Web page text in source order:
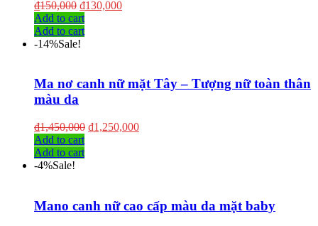
₫150,000 ₫130,000
Add to cart
Add to cart
-14%Sale!
Ma nơ canh nữ mặt Tây – Tượng nữ toàn thân
màu da
₫1,450,000 ₫1,250,000
Add to cart
Add to cart
-4%Sale!
Mano canh nữ cao cấp màu da mặt baby